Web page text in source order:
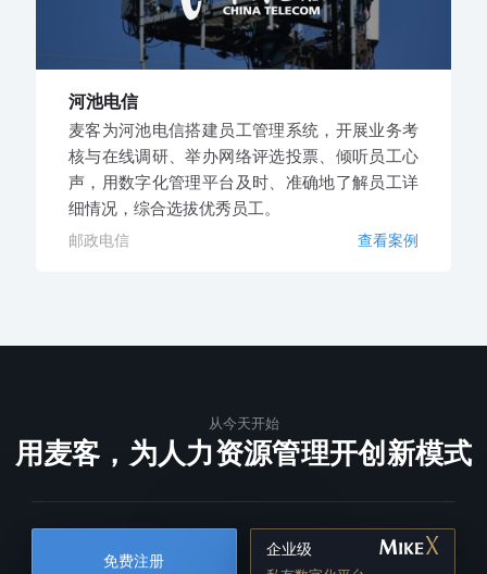
河池电信
麦客为河池电信搭建员工管理系统，开展业务考
核与在线调研、举办网络评选投票、倾听员工心
声，用数字化管理平台及时、准确地了解员工详
细情况，综合选拔优秀员工。
邮政电信 查看案例
从今天开始
用麦客，为人力资源管理开创新模式
免费注册
企业级